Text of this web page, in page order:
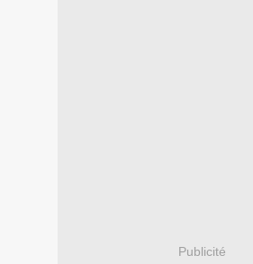
Publicité